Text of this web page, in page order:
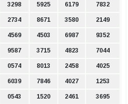
3298 5925 6179 7832
2734 8671 3580 2149
4569 4503 6987 9352
9587 3715 4823 7044
0574 8013 2458 4025
6039 7846 4027 1253
0543 1520 2461 3695